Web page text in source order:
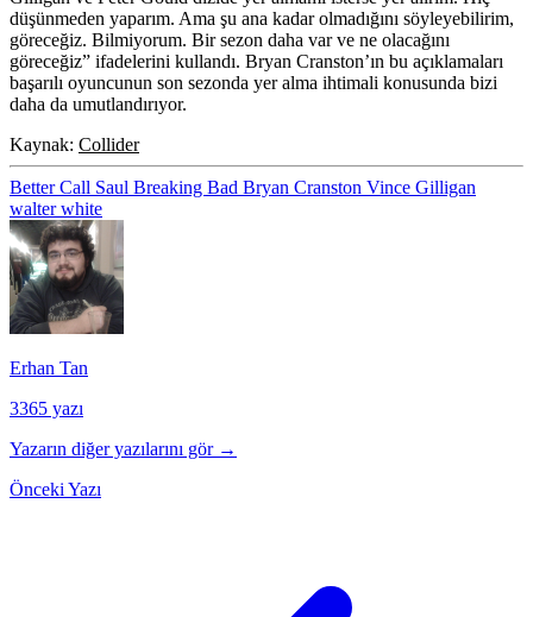
düşünmeden yaparım. Ama şu ana kadar olmadığını söyleyebilirim,
göreceğiz. Bilmiyorum. Bir sezon daha var ve ne olacağını
göreceğiz” ifadelerini kullandı. Bryan Cranston’ın bu açıklamaları
başarılı oyuncunun son sezonda yer alma ihtimali konusunda bizi
daha da umutlandırıyor.
Kaynak: Collider
Better Call Saul Breaking Bad Bryan Cranston Vince Gilligan
walter white
Erhan Tan
3365 yazı
Yazarın diğer yazılarını gör →
Önceki Yazı